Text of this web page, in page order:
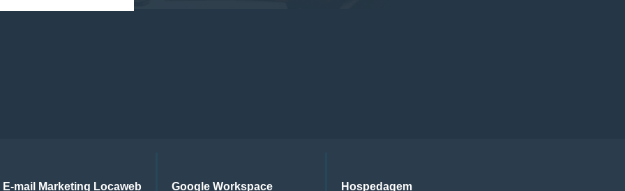
E-mail Marketing Locaweb Google Workspace Hospedagem